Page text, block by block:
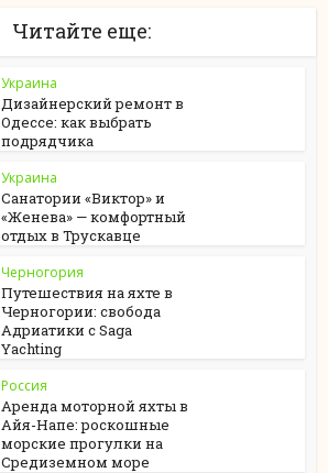
Читайте еще:
Украина
Дизайнерский ремонт в
Одессе: как выбрать
подрядчика
Украина
Санатории «Виктор» и
«Женева» — комфортный
отдых в Трускавце
Черногория
Путешествия на яхте в
Черногории: свобода
Адриатики с Saga
Yachting
Россия
Аренда моторной яхты в
Айя-Напе: роскошные
морские прогулки на
Средиземном море